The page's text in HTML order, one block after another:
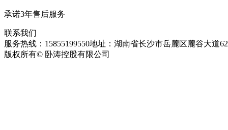
承诺3年售后服务
联系我们
服务热线：15855199550地址：湖南省长沙市岳麓区麓谷大道
版权所有© 卧涛控股有限公司